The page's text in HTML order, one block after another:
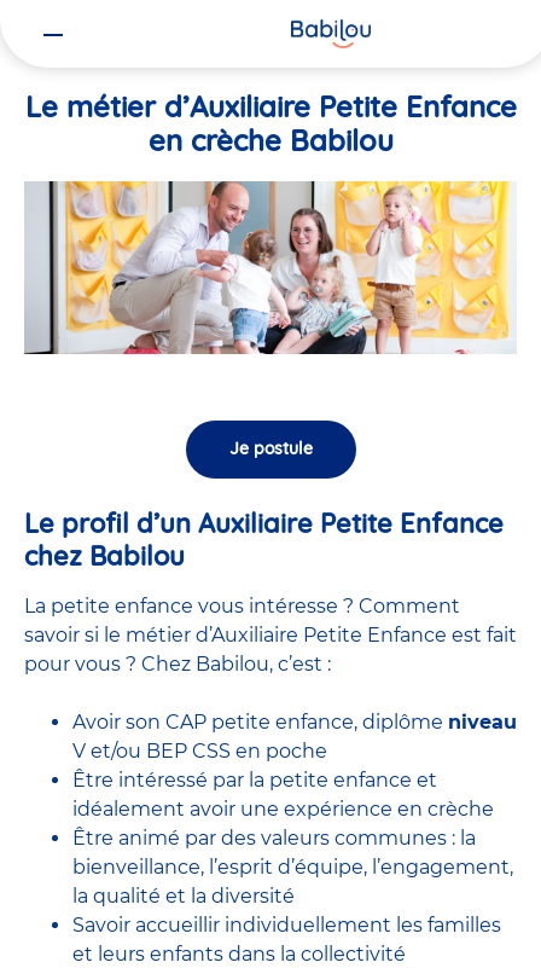
Le métier d’Auxiliaire Petite Enfance
en crèche Babilou
Je postule
Le profil d’un Auxiliaire Petite Enfance
chez Babilou
La petite enfance vous intéresse ? Comment
savoir si le métier d’Auxiliaire Petite Enfance est fait
pour vous ? Chez Babilou, c’est :
Avoir son CAP petite enfance, diplôme niveau
V et/ou BEP CSS en poche
Être intéressé par la petite enfance et
idéalement avoir une expérience en crèche
Être animé par des valeurs communes : la
bienveillance, l’esprit d’équipe, l’engagement,
la qualité et la diversité
Savoir accueillir individuellement les familles
et leurs enfants dans la collectivité